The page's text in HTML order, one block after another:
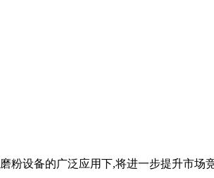
粉设备的广泛应用下,将进一步提升市场